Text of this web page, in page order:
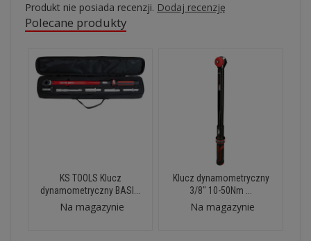
Produkt nie posiada recenzji. Dodaj recenzję
Polecane produkty
KS TOOLS Klucz
dynamometryczny BASI...
Na magazynie
Klucz dynamometryczny
3/8" 10-50Nm ...
Na magazynie